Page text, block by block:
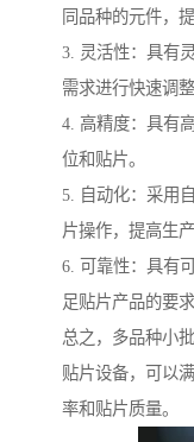
同品种的元件，
3. 灵活性：具有
需求进行快速调整
4. 高精度：具有
位和贴片。
5. 自动化：采用
片操作，提高生
6. 可靠性：具有
足贴片产品的要求
总之，多品种小
贴片设备，可以
率和贴片质量。